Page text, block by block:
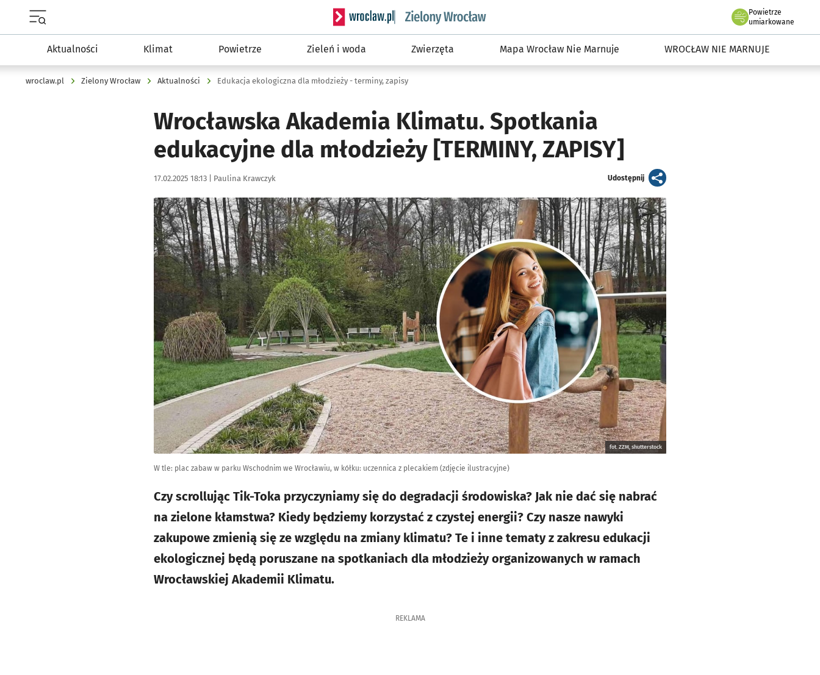
Serwis informacyjny wroclaw.pl podserwis: Środowisko we Wrocławiu
Powietrze
we Wrocławiu
umiarkowane
Aktualności Klimat Powietrze Zieleń i woda Zwierzęta Mapa Wrocław Nie Marnuje WROCŁAW NIE MARNUJE
wroclaw.pl Zielony Wrocław Aktualności Edukacja ekologiczna dla młodzieży - terminy, zapisy
Wrocławska Akademia Klimatu. Spotkania
edukacyjne dla młodzieży [TERMINY, ZAPISY]
Data publikacji:
17.02.2025 18:13 | Autor:
Paulina Krawczyk Udostępnijartykuł
Kliknij, aby powiększyć
fot. ZZM, shutterstock
W tle: plac zabaw w parku Wschodnim we Wrocławiu, w kółku: uczennica z plecakiem (zdjęcie ilustracyjne)
Czy scrollując Tik-Toka przyczyniamy się do degradacji środowiska? Jak nie dać się nabrać
na zielone kłamstwa? Kiedy będziemy korzystać z czystej energii? Czy nasze nawyki
zakupowe zmienią się ze względu na zmiany klimatu? Te i inne tematy z zakresu edukacji
ekologicznej będą poruszane na spotkaniach dla młodzieży organizowanych w ramach
Wrocławskiej Akademii Klimatu.
REKLAMA